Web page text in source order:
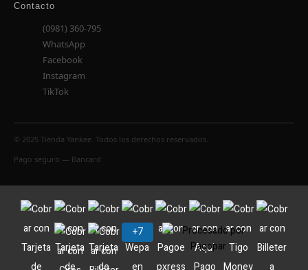
Contacto
(0981) 360-795
WhatsApp
Facebook
Instagram
TikTok
© 2025 Tienda Yankee. Todos los derechos reservados.
Pago seguro — Bancard